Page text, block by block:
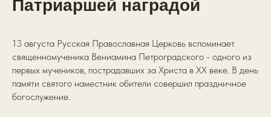
Патриаршей наградой
13 августа Русская Православная Церковь вспоминает
священномученика Вениамина Петроградского - одного из
первых мучеников, пострадавших за Христа в ХХ веке. В день
памяти святого наместник обители совершил праздничное
богослужение.